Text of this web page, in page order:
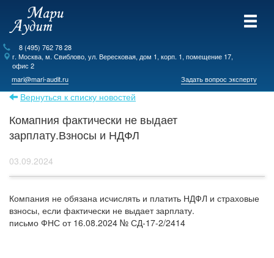
8 (495) 762 78 28
г. Москва, м. Свиблово,ул. Вересковая, дом 1, корп. 1, помещение 17,
офис 2
mari@mari-audit.ru
Задать вопрос эксперту
Вернуться к списку новостей
Комапния фактически не выдает
зарплату.Взносы и НДФЛ
03.09.2024
Компания не обязана исчислять и платить НДФЛ и страховые
взносы, если фактически не выдает зарплату.
письмо ФНС от 16.08.2024 № СД-17-2/2414